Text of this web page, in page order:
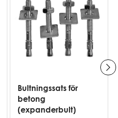
Bultningssats för
betong
(expanderbult)